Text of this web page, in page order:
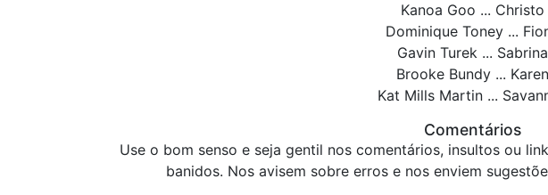
Kanoa Goo ... Christo
Dominique Toney ...
Gavin Turek ... Sabrina
Brooke Bundy ... Karen
Kat Mills Martin ...
Comentários
Use o bom senso e seja gentil nos comentários, insultos ou
banidos. Nos avisem sobre erros e nos enviem